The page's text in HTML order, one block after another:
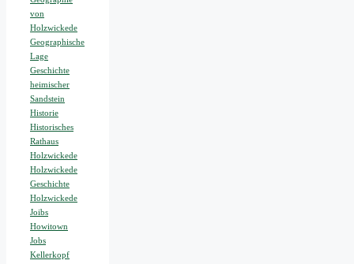
von
Holzwickede
Geographische
Lage
Geschichte
heimischer
Sandstein
Historie
Historisches
Rathaus
Holzwickede
Holzwickede
Geschichte
Holzwickede
Joibs
Howitown
Jobs
Kellerkopf